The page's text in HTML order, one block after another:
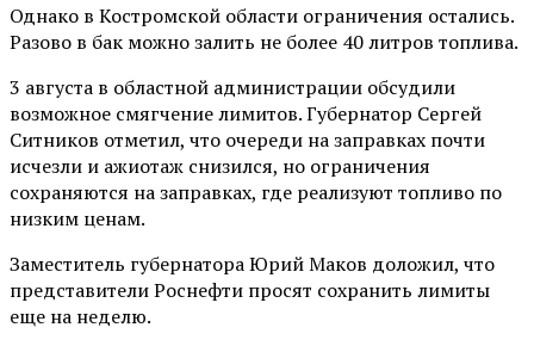
Однако в Костромской области ограничения остались.
Разово в бак можно залить не более 40 литров топлива.
3 августа в областной администрации обсудили
возможное смягчение лимитов. Губернатор Сергей
Ситников отметил, что очереди на заправках почти
исчезли и ажиотаж снизился, но ограничения
сохраняются на заправках, где реализуют топливо по
низким ценам.
Заместитель губернатора Юрий Маков доложил, что
представители Роснефти просят сохранить лимиты
еще на неделю.